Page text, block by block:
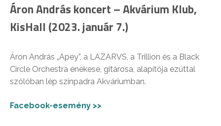
Áron András koncert – Akvárium Klub,
KisHall (2023. január 7.)
Áron András „Apey”, a LAZARVS, a Trillion és a Black
Circle Orchestra énekese, gitárosa, alapítója ezúttal
szólóban lép színpadra Akváriumban.
Facebook-esemény >>